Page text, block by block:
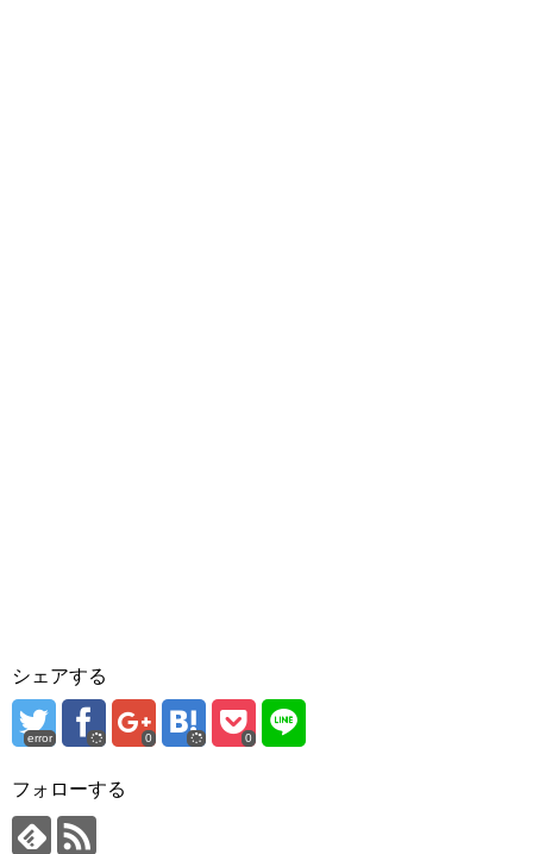
シェアする
error 0 0
フォローする